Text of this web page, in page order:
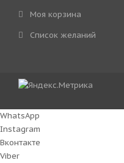
Моя корзина
Cписок желаний
WhatsApp
Instagram
Вконтакте
Viber